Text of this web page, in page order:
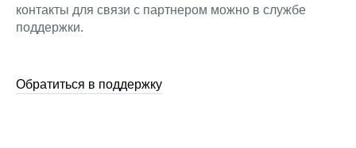
контакты для связи с партнером можно в службе
поддержки.
Обратиться в поддержку